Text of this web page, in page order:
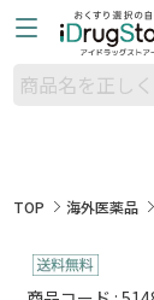
TOP
海外医薬品